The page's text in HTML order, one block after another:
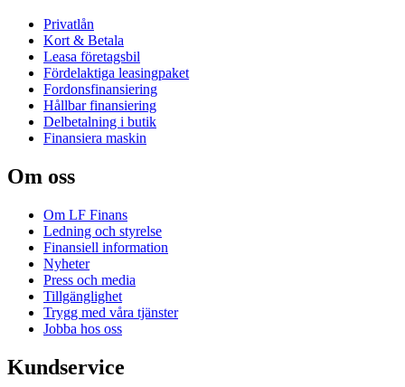
Privatlån
Kort & Betala
Leasa företagsbil
Fördelaktiga leasingpaket
Fordonsfinansiering
Hållbar finansiering
Delbetalning i butik
Finansiera maskin
Om oss
Om LF Finans
Ledning och styrelse
Finansiell information
Nyheter
Press och media
Tillgänglighet
Trygg med våra tjänster
Jobba hos oss
Kundservice